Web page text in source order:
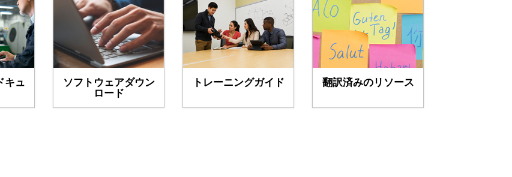
キュ
ソフトウェアダウン
ロード
トレーニングガイド 翻訳済みのリソース